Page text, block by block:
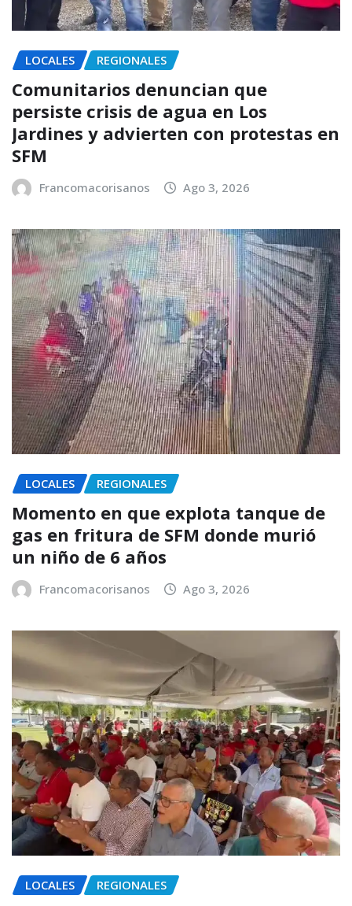
LOCALES REGIONALES
Comunitarios denuncian que
persiste crisis de agua en Los
Jardines y advierten con protestas en
SFM
Francomacorisanos Ago 3, 2026
LOCALES REGIONALES
Momento en que explota tanque de
gas en fritura de SFM donde murió
un niño de 6 años
Francomacorisanos Ago 3, 2026
LOCALES REGIONALES